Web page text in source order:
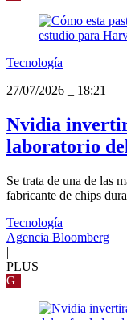
Tecnología
27/07/2026
18:21
Nvidia
laboratorio
Se trata de una de las
fabricante de chips
Tecnología
Agencia Bloomberg
|
PLUS
G